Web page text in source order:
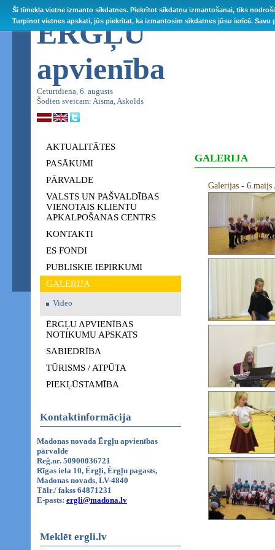
Šī tīmekļa vietne izmanto sīkdatnes. Piekrītot sīkdatņu izmantošanai, tiks
Turpinot vietnes apskati, jūs piekrītat, ka izmantosim sīkdatnes jūsu ierīcē.
ĒRGĻU
apvienība
Ceturtdiena, 6. augusts
Šodien sveicam: Aisma, Askolds
AKTUALITĀTES
PASĀKUMI
PĀRVALDE
VALSTS UN PAŠVALDĪBAS
VIENOTAIS KLIENTU
APKALPOŠANAS CENTRS
KONTAKTI
ES FONDI
PUBLISKIE IEPIRKUMI
GALERIJA
Video
ĒRGĻU APVIENĪBAS
NOTIKUMU APSKATS
SABIEDRĪBA
TŪRISMS / ATPŪTA
PIEKĻŪSTAMĪBA
Kontaktinformācija
Madonas novada Ērgļu apvienības
pārvalde
Reģ.nr. 50900036721
Rīgas iela 10, Ērgļi, Ērgļu pagasts,
Madonas novads, LV-4840
Tālr./ fakss 64871231
E-pasts: ergli@madona.lv
Meklēt ergli.lv
GALERIJA
Galerijas - 6.maijs